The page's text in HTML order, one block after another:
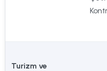
Turizm ve